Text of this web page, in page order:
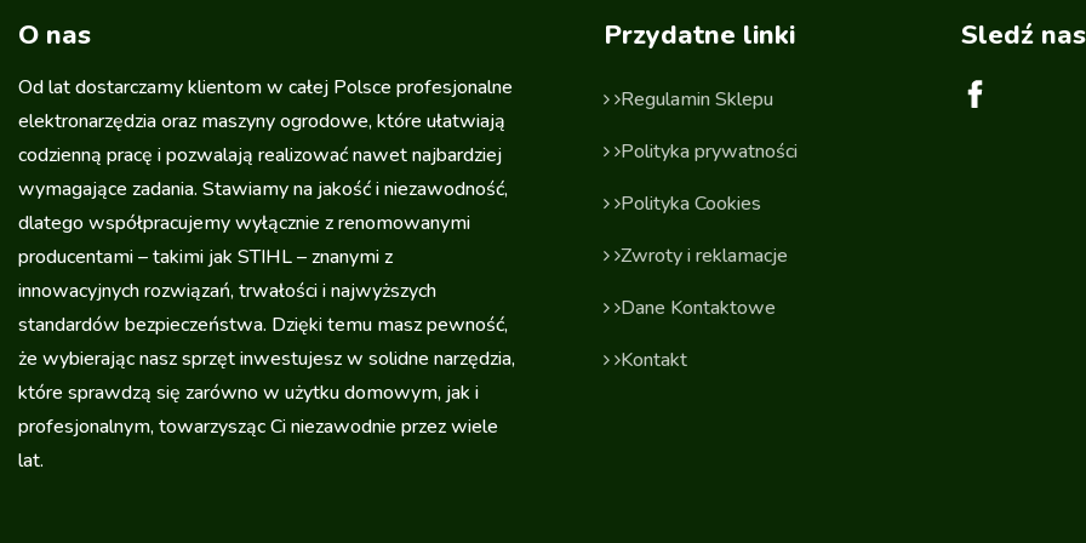
O nas
Od lat dostarczamy klientom w całej Polsce profesjonalne
elektronarzędzia oraz maszyny ogrodowe, które ułatwiają
codzienną pracę i pozwalają realizować nawet najbardziej
wymagające zadania. Stawiamy na jakość i niezawodność,
dlatego współpracujemy wyłącznie z renomowanymi
producentami – takimi jak STIHL – znanymi z
innowacyjnych rozwiązań, trwałości i najwyższych
standardów bezpieczeństwa. Dzięki temu masz pewność,
że wybierając nasz sprzęt inwestujesz w solidne narzędzia,
które sprawdzą się zarówno w użytku domowym, jak i
profesjonalnym, towarzysząc Ci niezawodnie przez wiele
lat.
Przydatne linki
Regulamin Sklepu
Polityka prywatności
Polityka Cookies
Zwroty i reklamacje
Dane Kontaktowe
Kontakt
Sledź